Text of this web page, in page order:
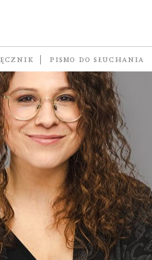
PISMO DO SŁUCHANIA